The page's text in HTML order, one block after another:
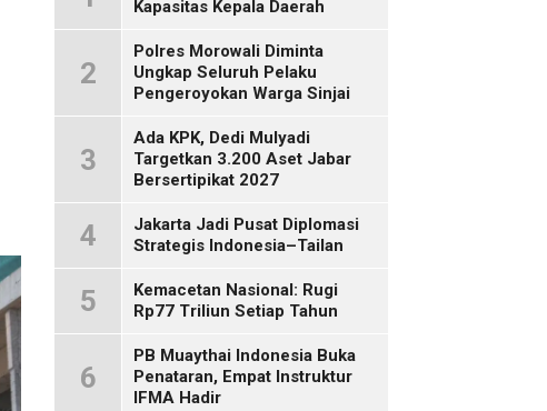
Kapasitas Kepala Daerah
2
Polres Morowali Diminta
Ungkap Seluruh Pelaku
Pengeroyokan Warga Sinjai
3
Ada KPK, Dedi Mulyadi
Targetkan 3.200 Aset Jabar
Bersertipikat 2027
4
Jakarta Jadi Pusat Diplomasi
Strategis Indonesia–Tailan
5
Kemacetan Nasional: Rugi
Rp77 Triliun Setiap Tahun
6
PB Muaythai Indonesia Buka
Penataran, Empat Instruktur
IFMA Hadir